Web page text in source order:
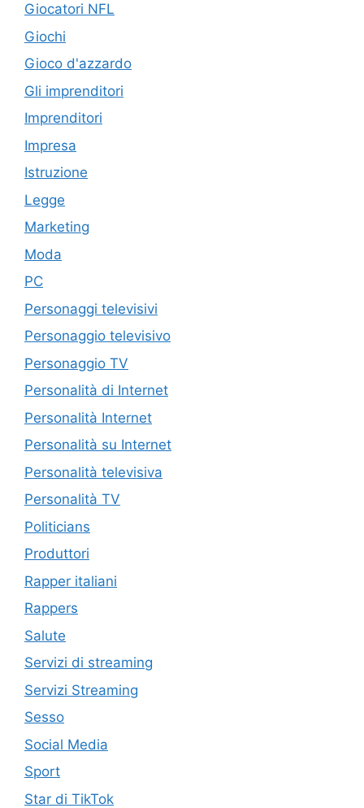
Giocatori NFL
Giochi
Gioco d'azzardo
Gli imprenditori
Imprenditori
Impresa
Istruzione
Legge
Marketing
Moda
PC
Personaggi televisivi
Personaggio televisivo
Personaggio TV
Personalità di Internet
Personalità Internet
Personalità su Internet
Personalità televisiva
Personalità TV
Politicians
Produttori
Rapper italiani
Rappers
Salute
Servizi di streaming
Servizi Streaming
Sesso
Social Media
Sport
Star di TikTok